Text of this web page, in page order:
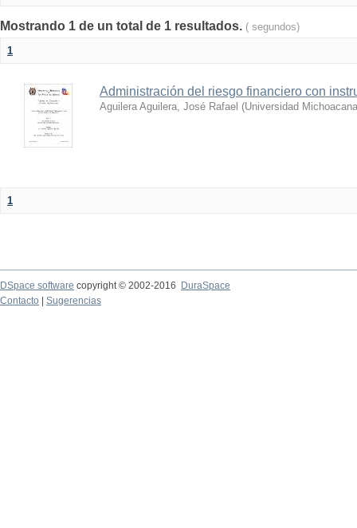
Mostrando 1 de un total de 1 resultados. ( segundos)
1
Administración del riesgo financiero con
Aguilera Aguilera, José Rafael (Universidad
1
DSpace software copyright © 2002-2016
DuraSpace
Contacto
Sugerencias